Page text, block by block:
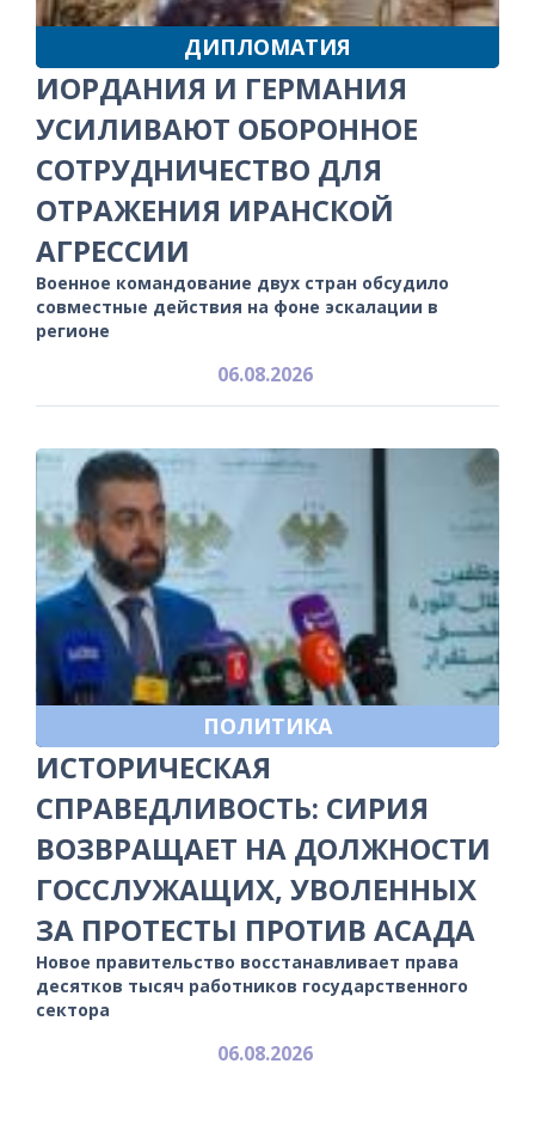
ДИПЛОМАТИЯ
ИОРДАНИЯ И ГЕРМАНИЯ
УСИЛИВАЮТ ОБОРОННОЕ
СОТРУДНИЧЕСТВО ДЛЯ
ОТРАЖЕНИЯ ИРАНСКОЙ
АГРЕССИИ
Военное командование двух стран обсудило
совместные действия на фоне эскалации в
регионе
06.08.2026
ПОЛИТИКА
ИСТОРИЧЕСКАЯ
СПРАВЕДЛИВОСТЬ: СИРИЯ
ВОЗВРАЩАЕТ НА ДОЛЖНОСТИ
ГОССЛУЖАЩИХ, УВОЛЕННЫХ
ЗА ПРОТЕСТЫ ПРОТИВ АСАДА
Новое правительство восстанавливает права
десятков тысяч работников государственного
сектора
06.08.2026